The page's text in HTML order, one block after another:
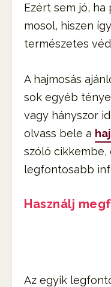
Ezért sem jó,
mosol, hiszen
természetes
A hajmosás
sok egyéb
vagy hányszor
olvass bele a
szóló cikkembe,
legfontosabb
Használj
Az egyik